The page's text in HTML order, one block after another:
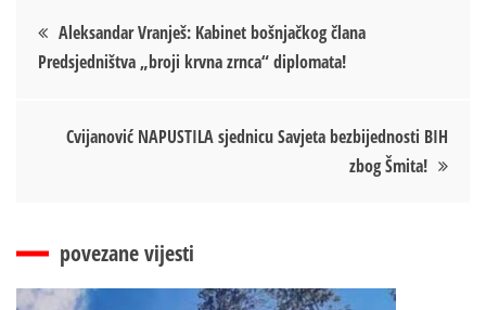
Кретање
чланка
Aleksandar Vranješ: Kabinet bošnjačkog člana
Predsjedništva „broji krvna zrnca“ diplomata!
Cvijanović NAPUSTILA sjednicu Savjeta bezbijednosti BIH
zbog Šmita!
povezane vijesti